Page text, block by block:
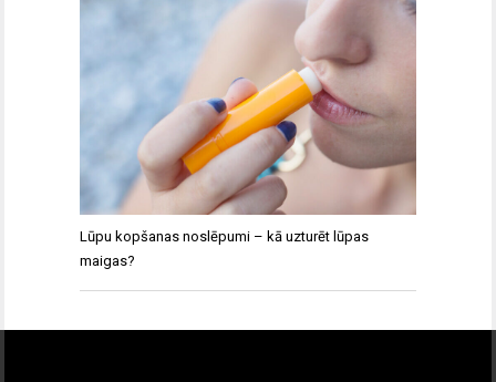
Lūpu kopšanas noslēpumi – kā uzturēt lūpas
maigas?